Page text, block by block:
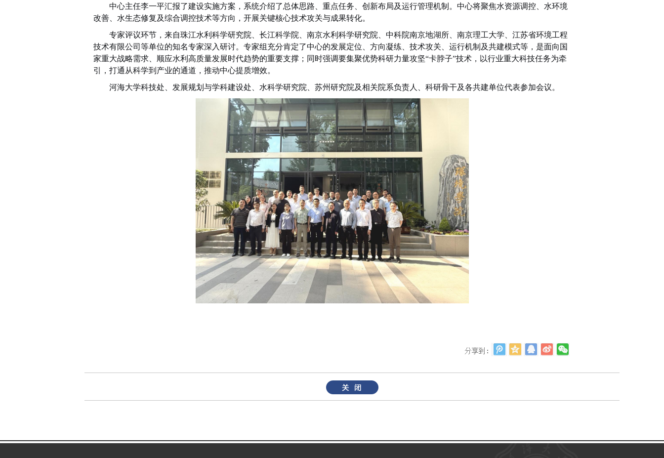
中心主任李一平汇报了建设实施方案，系统介绍了总体思路、重点任务、创新布局及运行管理机制。中心将聚焦水资源调控、水环境
改善、水生态修复及综合调控技术等方向，开展关键核心技术攻关与成果转化。
专家评议环节，来自珠江水利科学研究院、长江科学院、南京水利科学研究院、中科院南京地湖所、南京理工大学、江苏省环境工程
技术有限公司等单位的知名专家深入研讨。专家组充分肯定了中心的发展定位、方向凝练、技术攻关、运行机制及共建模式等，是面向国
家重大战略需求、顺应水利高质量发展时代趋势的重要支撑；同时强调要集聚优势科研力量攻坚“卡脖子”技术，以行业重大科技任务为牵
引，打通从科学到产业的通道，推动中心提质增效。
河海大学科技处、发展规划与学科建设处、水科学研究院、苏州研究院及相关院系负责人、科研骨干及各共建单位代表参加会议。